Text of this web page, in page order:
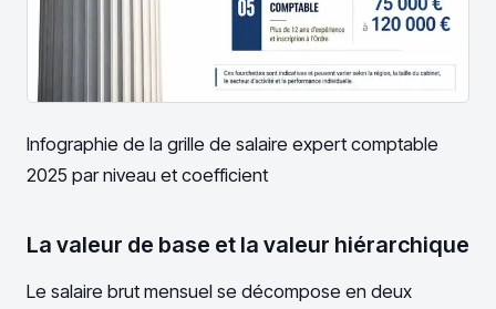
Infographie de la grille de salaire expert comptable
2025 par niveau et coefficient
La valeur de base et la valeur hiérarchique
Le salaire brut mensuel se décompose en deux